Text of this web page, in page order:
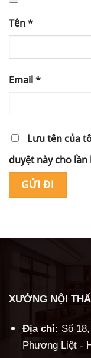
Tên*
Email*
Lưu tên của
duyệt này cho
XƯỞNG NỘI
Địa chỉ: Số
Phương Liệt -